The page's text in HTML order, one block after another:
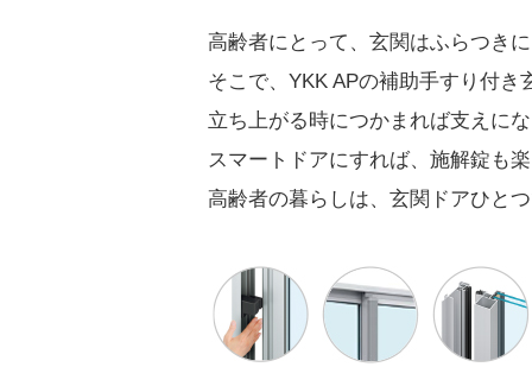
高齢者にとって、玄関はふらつき
そこで、YKK APの補助手すり付き
立ち上がる時につかまれば支えに
スマートドアにすれば、施解錠も
高齢者の暮らしは、玄関ドアひと